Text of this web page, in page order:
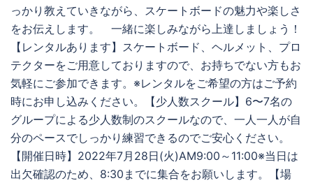
っかり教えていきながら、スケートボードの魅力や楽しさ
をお伝えします。 一緒に楽しみながら上達しましょう！
【レンタルあります】スケートボード、ヘルメット、プロ
テクターをご用意しておりますので、お持ちでない方もお
気軽にご参加できます。※レンタルをご希望の方はご予約
時にお申し込みください。【少人数スクール】6〜7名の
グループによる少人数制のスクールなので、一人一人が自
分のペースでしっかり練習できるのでご安心ください。
【開催日時】2022年7月28日(火)AM9:00～11:00※当日は
出欠確認のため、8:30までに集合をお願いします。【場